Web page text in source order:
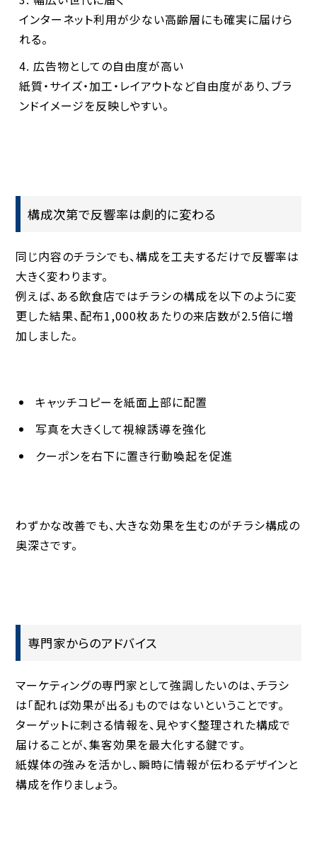
インターネット利用が少ない高齢層にも確実に届けら
れる。
広告物としての自由度が高い
紙質・サイズ・加工・レイアウトなど自由度があり、ブラ
ンドイメージを反映しやすい。
構成次第で反響率は劇的に変わる
同じ内容のチラシでも、構成を工夫するだけで反響率は
大きく変わります。
例えば、ある飲食店ではチラシの構成を以下のように変
更した結果、配布1,000枚あたりの来店数が2.5倍に増
加しました。
キャッチコピーを紙面上部に配置
写真を大きくして視線誘導を強化
クーポンを右下に置き行動喚起を促進
わずかな改善でも、大きな効果を生むのがチラシ構成の
奥深さです。
専門家からのアドバイス
マーケティングの専門家として強調したいのは、チラシ
は「配れば効果が出る」ものではないということです。
ターゲットに刺さる情報を、見やすく整理された構成で
届けることが、集客効果を最大化する鍵です。
紙媒体の強みを活かし、瞬時に情報が伝わるデザインと
構成を作りましょう。